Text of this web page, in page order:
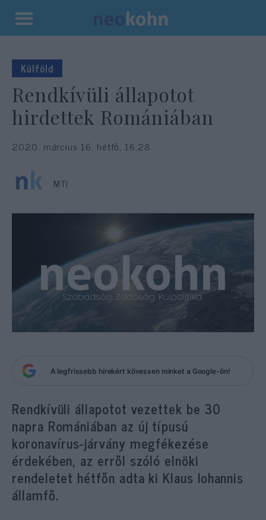
Kilépés
tartalomba
Külföld
Rendkívüli állapotot
hirdettek Romániában
2020. március 16. hétfő, 16:28
MTI
A legfrissebb hírekért kövessen minket a Google-ön!
Rendkívüli állapotot vezettek be 30
napra Romániában az új típusú
koronavírus-járvány megfékezése
érdekében, az erről szóló elnöki
rendeletet hétfőn adta ki Klaus Iohannis
államfő.